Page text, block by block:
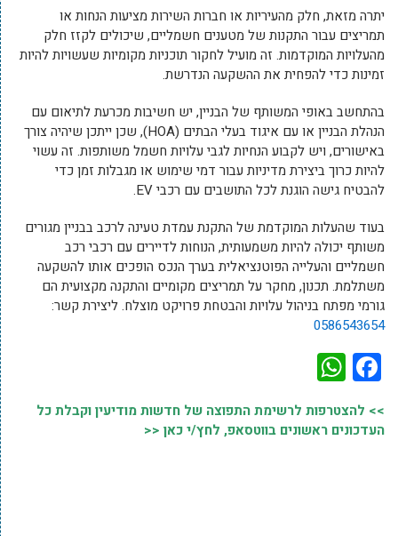
יתרה מזאת, חלק מהעיריות או חברות השירות מציעות הנחות או
תמריצים עבור התקנות של מטענים חשמליים, שיכולים לקזז חלק
מהעלויות המוקדמות. זה מועיל לחקור תוכניות מקומיות שעשויות להיות
זמינות כדי להפחית את ההשקעה הנדרשת.
בהתחשב באופי המשותף של הבניין, יש חשיבות מכרעת לתיאום עם
הנהלת הבניין או עם איגוד בעלי הבתים (HOA), שכן ייתכן שיהיה צורך
באישורים, ויש לקבוע הנחיות לגבי עלויות חשמל משותפות. זה עשוי
להיות כרוך ביצירת מדיניות עבור דמי שימוש או מגבלות זמן כדי
להבטיח גישה הוגנת לכל התושבים עם רכבי EV.
בעוד שהעלות המוקדמת של התקנת עמדת טעינה לרכב בבניין מגורים
משותף יכולה להיות משמעותית, הנוחות לדיירים עם רכבי רכב
חשמליים והעלייה הפוטנציאלית בערך הנכס הופכים אותו להשקעה
משתלמת. תכנון, מחקר על תמריצים מקומיים והתקנה מקצועית הם
גורמי מפתח בניהול עלויות והבטחת פרויקט מוצלח. ליצירת קשר:
0586543654
Facebook
>> להצטרפות לרשימת התפוצה של חדשות מודיעין וקבלת כל
העדכונים ראשונים בווטסאפ, לחץ/י כאן <<